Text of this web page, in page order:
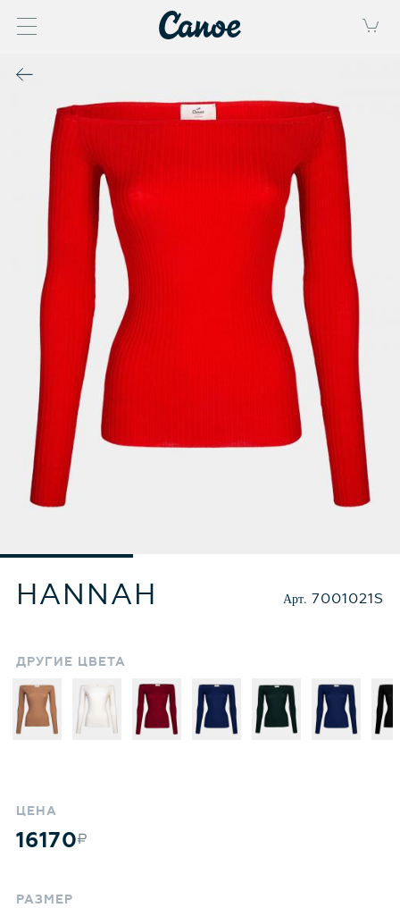
HANNAH Арт. 7001021S
ДРУГИЕ ЦВЕТА
ЦЕНА
16170
РАЗМЕР